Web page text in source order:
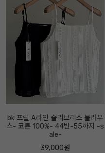
bk 프릴 A라인 슬리브리스 블라우
스- 코튼 100%- 44반-55까지 -s
ale-
39,000원